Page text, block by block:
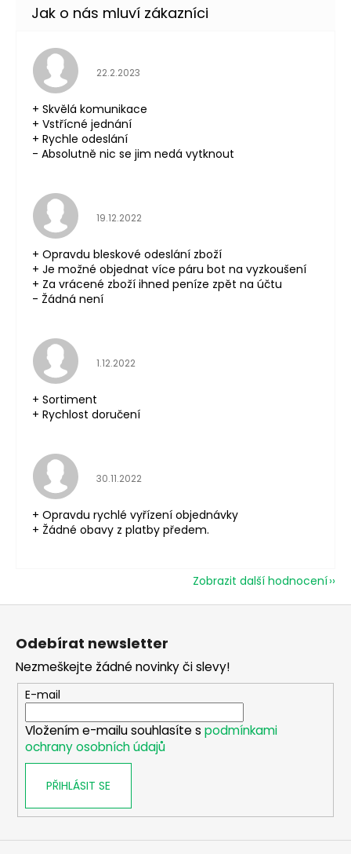
Hodnocení obchodu je 5 z 5 hvězdiček.
22.2.2023
+ Skvělá komunikace
+ Vstřícné jednání
+ Rychle odeslání
- Absolutně nic se jim nedá vytknout
Hodnocení obchodu je 5 z 5 hvězdiček.
19.12.2022
+ Opravdu bleskové odeslání zboží
+ Je možné objednat více páru bot na vyzkoušení
+ Za vrácené zboží ihned peníze zpět na účtu
- Žádná není
Hodnocení obchodu je 5 z 5 hvězdiček.
1.12.2022
+ Sortiment
+ Rychlost doručení
Hodnocení obchodu je 5 z 5 hvězdiček.
30.11.2022
+ Opravdu rychlé vyřízení objednávky
+ Žádné obavy z platby předem.
Zobrazit další hodnocení
Z
Odebírat newsletter
Nezmeškejte žádné novinky či slevy!
E-mail
Vložením e-mailu souhlasíte s podmínkami
ochrany osobních údajů
PŘIHLÁSIT SE